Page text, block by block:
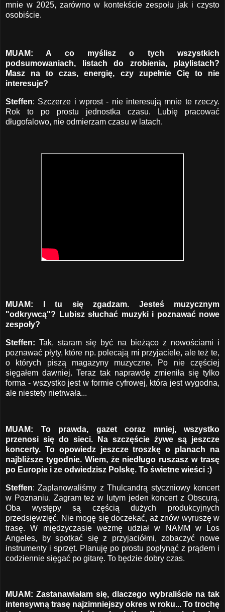
mnie w 2025, zarówno w kontekście zespołu jak i czysto
osobiście.
MUAM: A co myślisz o tych wszystkich
podsumowaniach, listach do zrobienia, playlistach?
Masz na to czas, energię, czy zupełnie Cię to nie
interesuje?
Steffen: Szczerze i wprost - nie interesują mnie te rzeczy.
Rok to po prostu jednostka czasu. Lubię pracować
długofalowo, nie odmierzam czasu w latach.
MUAM: I tu się zgadzam. Jesteś muzycznym
"odkrywcą"? Lubisz słuchać muzyki i poznawać nowe
zespoły?
Steffen:Tak, staram się być na bieżąco z nowościami i
poznawać płyty, które np. polecają mi przyjaciele, ale też te,
o których piszą magazyny muzyczne. Po nie częściej
sięgałem dawniej. Teraz tak naprawdę zmieniła się tylko
forma - wszystko jest w formie cyfrowej, która jest wygodna,
ale niestety nietrwała...
MUAM: To prawda, gazet coraz mniej, wszystko
przenosi się do sieci. Na szczęście żywe są jeszcze
koncerty. To opowiedz jeszcze troszkę o planach na
najbliższe tygodnie. Wiem, że niedługo ruszasz w trasę
po Europie i ze odwiedzisz Polskę. To świetne wieści :)
Steffen: Zaplanowaliśmy z Thulcandrą styczniowy koncert
w Poznaniu. Zagram też w lutym jeden koncert z Obscurą.
Oba występy są częścią dużych produkcyjnych
przedsięwzięć. Nie mogę się doczekać, aż znów wyruszę w
trasę. W międzyczasie wezmę udział w NAMM w Los
Angeles, by spotkać się z przyjaciółmi, zobaczyć nowe
instrumenty i sprzęt. Planuję po prostu popłynąć z prądem i
codziennie sięgać po gitarę. To będzie dobry czas.
MUAM: Zastanawiałam się, dlaczego wybraliście na tak
intensywną trasę najzimniejszy okres w roku... To trochę